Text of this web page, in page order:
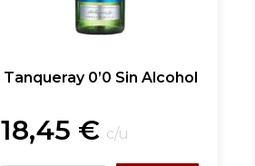
Tanqueray 0’0 Sin Alcohol
18,45 € c/u